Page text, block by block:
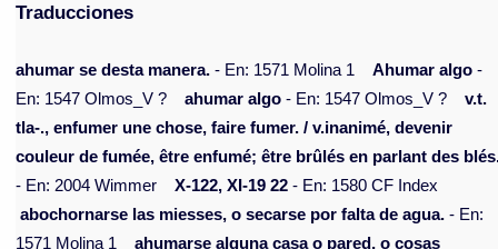
Traducciones
ahumar se desta manera. - En: 1571 Molina 1 Ahumar algo -
En: 1547 Olmos_V ?
ahumar algo - En: 1547 Olmos_V ?
v.t.
tla-., enfumer une chose, faire fumer. / v.inanimé, devenir
couleur de fumée, être enfumé; être brûlés en parlant des
- En: 2004 Wimmer
X-122, XI-19 22 - En: 1580 CF Index
abochornarse las miesses, o secarse por falta de agua. - En:
1571 Molina 1
ahumarse alguna casa o pared, o cosas